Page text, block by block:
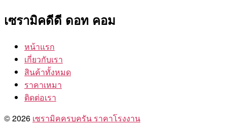
เซรามิคดีดี ดอท คอม
หน้าแรก
เกี่ยวกับเรา
สินค้าทั้งหมด
ราคาเหมา
ติดต่อเรา
© 2026 เซรามิคครบครัน ราคาโรงงาน